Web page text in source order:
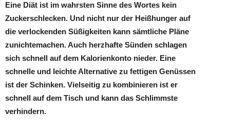
Eine Diät ist im wahrsten Sinne des Wortes kein
Zuckerschlecken. Und nicht nur der Heißhunger auf
die verlockenden Süßigkeiten kann sämtliche Pläne
zunichtemachen. Auch herzhafte Sünden schlagen
sich schnell auf dem Kalorienkonto nieder. Eine
schnelle und leichte Alternative zu fettigen Genüssen
ist der Schinken. Vielseitig zu kombinieren ist er
schnell auf dem Tisch und kann das Schlimmste
verhindern.